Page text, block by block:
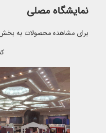
نمایشگاه مصلی
برای مشاهده محصولات به